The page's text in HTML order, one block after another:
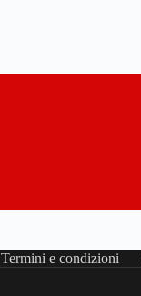
Termini e condizioni